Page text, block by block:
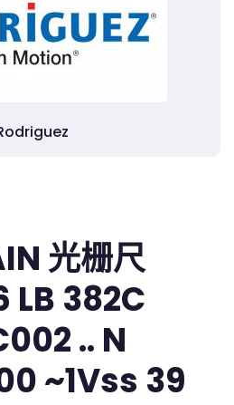
光栅尺
LB 382C
.. N
~1Vss 39